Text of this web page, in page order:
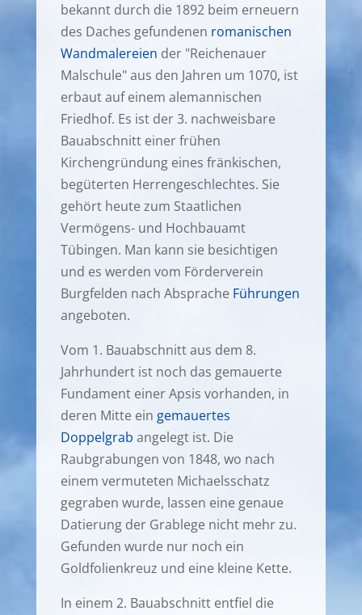
bekannt durch die 1892 beim erneuern
des Daches gefundenen romanischen
Wandmalereien der "Reichenauer
Malschule" aus den Jahren um 1070, ist
erbaut auf einem alemannischen
Friedhof. Es ist der 3. nachweisbare
Bauabschnitt einer frühen
Kirchengründung eines fränkischen,
begüterten Herrengeschlechtes. Sie
gehört heute zum Staatlichen
Vermögens- und Hochbauamt
Tübingen. Man kann sie besichtigen
und es werden vom Förderverein
Burgfelden nach Absprache Führungen
angeboten.
Vom 1. Bauabschnitt aus dem 8.
Jahrhundert ist noch das gemauerte
Fundament einer Apsis vorhanden, in
deren Mitte ein gemauertes
Doppelgrab angelegt ist. Die
Raubgrabungen von 1848, wo nach
einem vermuteten Michaelsschatz
gegraben wurde, lassen eine genaue
Datierung der Grablege nicht mehr zu.
Gefunden wurde nur noch ein
Goldfolienkreuz und eine kleine Kette.
In einem 2. Bauabschnitt entfiel die